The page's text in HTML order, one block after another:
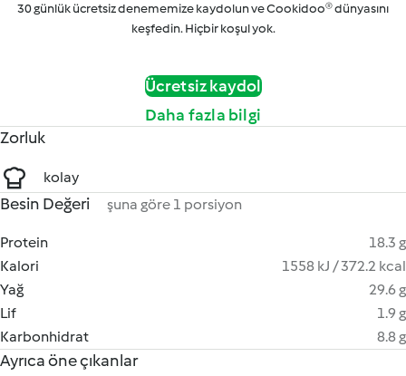
30 günlük ücretsiz denememize kaydolun ve Cookidoo® dünyasını
keşfedin. Hiçbir koşul yok.
Ücretsiz kaydol
Daha fazla bilgi
Zorluk
kolay
Besin Değeri şuna göre 1 porsiyon
Protein
18.3 g
Kalori
1558 kJ / 372.2 kcal
Yağ
29.6 g
Lif
1.9 g
Karbonhidrat
8.8 g
Ayrıca öne çıkanlar